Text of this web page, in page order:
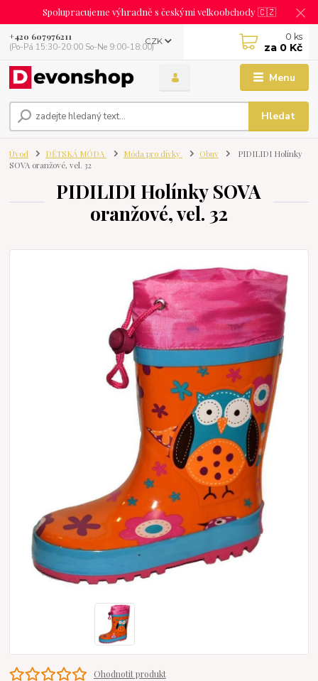
Spolupracujeme výhradně s českými velkoobchody 🇨🇿
Menu
CZK
Hledat
+420 607976211
(Po-Pá 15:30-20:00 So-Ne 9:00-18:00)
0 ks
za 0 Kč
Úvod DĚTSKÁ MÓDA Móda pro dívky Obuv
PIDILIDI Holínky
SOVA oranžové, vel. 32
PIDILIDI Holínky SOVA
oranžové, vel. 32
Ohodnotit produkt